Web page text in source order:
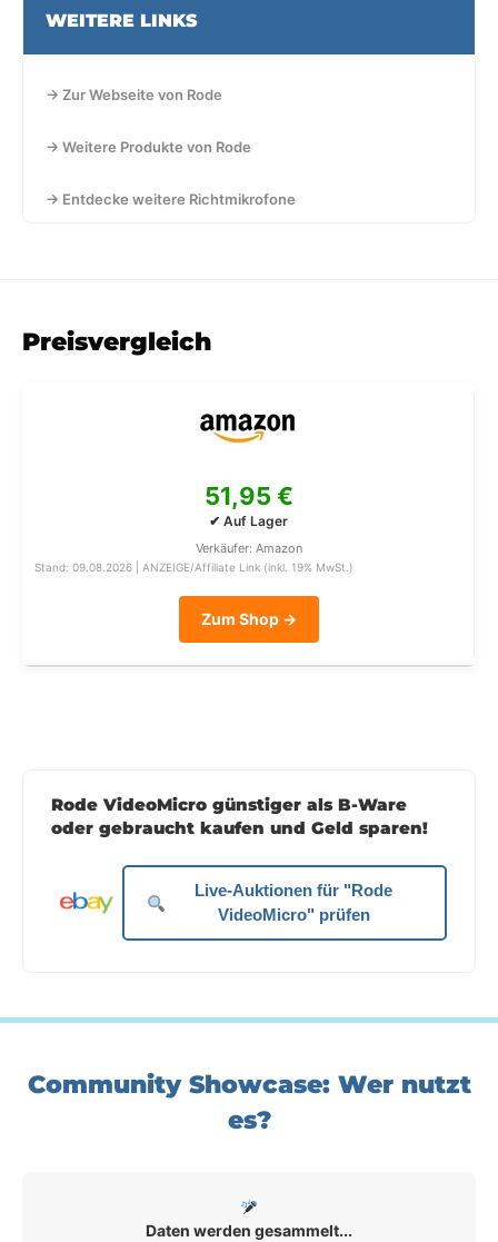
WEITERE LINKS
→ Zur Webseite von Rode
→ Weitere Produkte von Rode
→ Entdecke weitere Richtmikrofone
Preisvergleich
51,95 €
✔ Auf Lager
Verkäufer: Amazon
Stand: 09.08.2026 | ANZEIGE/Affiliate Link (inkl. 19% MwSt.)
Zum Shop →
Rode VideoMicro günstiger als B-Ware
oder gebraucht kaufen und Geld sparen!
Live-Auktionen für "Rode
VideoMicro" prüfen
Community Showcase: Wer nutzt
es?
Daten werden gesammelt...